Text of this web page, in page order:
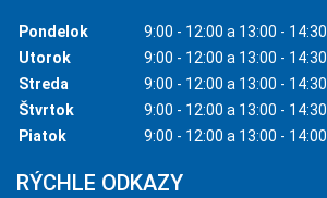
Pondelok
9:00 - 12:00 a 13:00 - 14:30
Utorok
9:00 - 12:00 a 13:00 - 14:30
Streda
9:00 - 12:00 a 13:00 - 14:30
Štvrtok
9:00 - 12:00 a 13:00 - 14:30
Piatok
9:00 - 12:00 a 13:00 - 14:00
RÝCHLE ODKAZY